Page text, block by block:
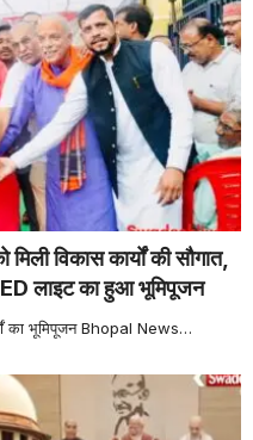
विकास कार्यों की सौगात,
लाइट का हुआ भूमिपूजन
का भूमिपूजन Bhopal News…